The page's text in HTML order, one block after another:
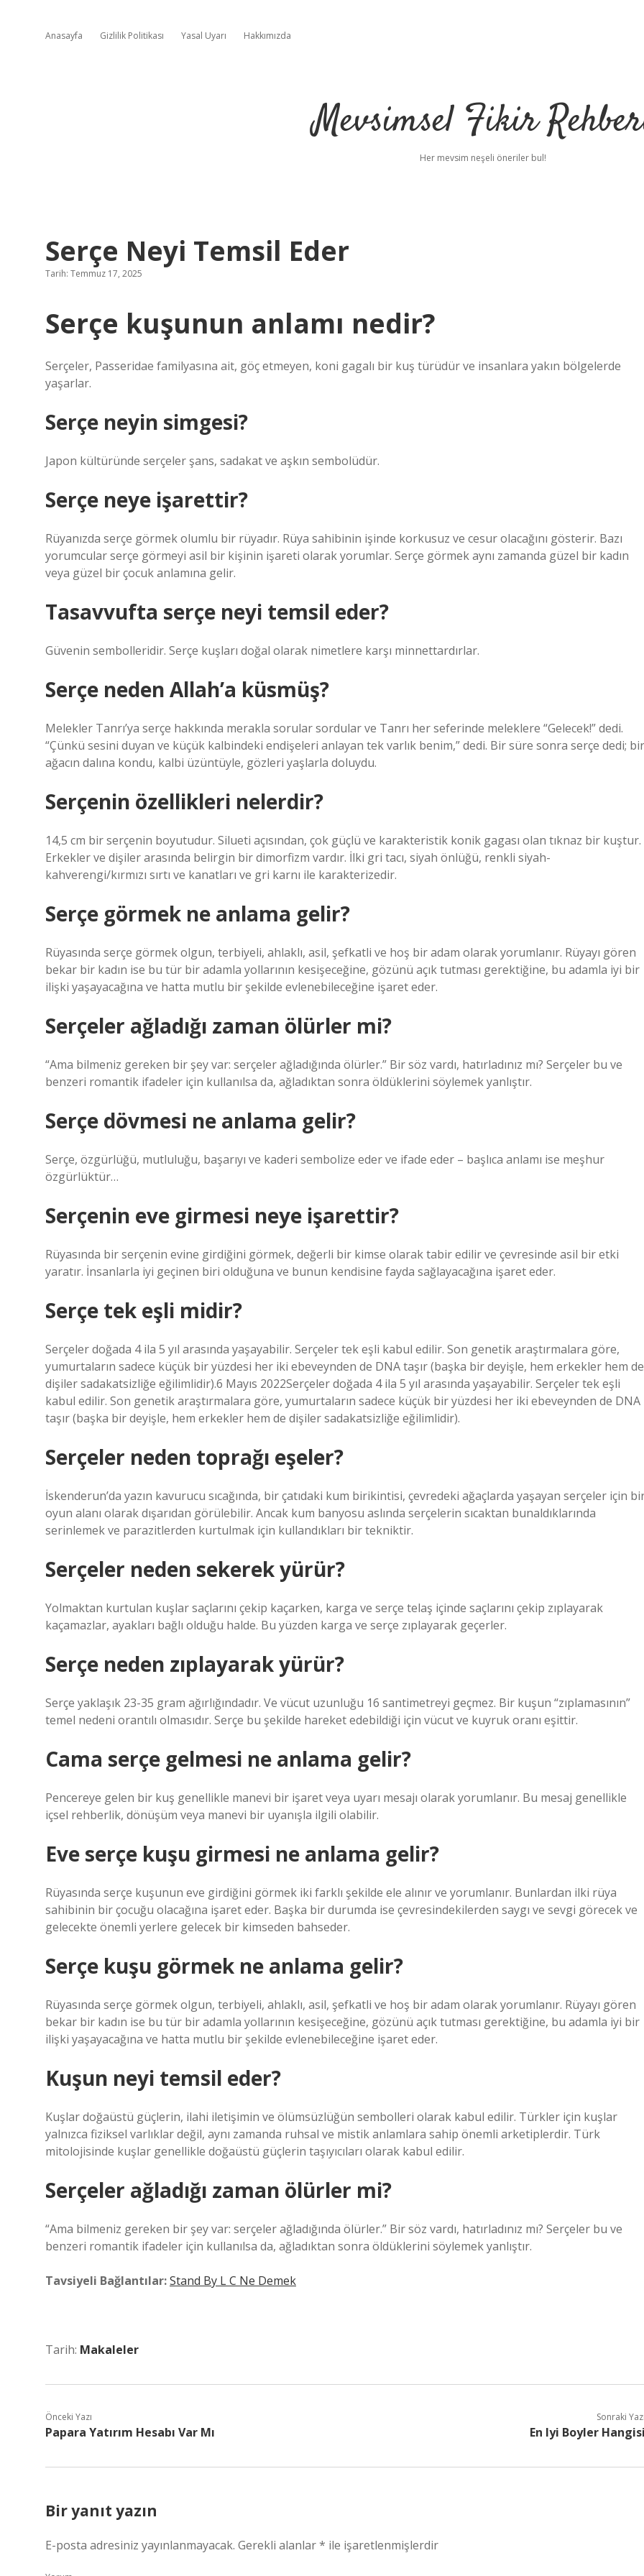
Anasayfa Gizlilik Politikası Yasal Uyarı Hakkımızda
Mevsimsel Fikir
Her mevsim neşeli öneriler bul!
Serçe Neyi Temsil Eder
Tarih: Temmuz 17, 2025
Serçe kuşunun anlamı nedir?
Serçeler, Passeridae familyasına ait, göç etmeyen, koni gagalı bir kuş türüdür ve insanlara yakın bölgelerde
yaşarlar.
Serçe neyin simgesi?
Japon kültüründe serçeler şans, sadakat ve aşkın sembolüdür.
Serçe neye işarettir?
Rüyanızda serçe görmek olumlu bir rüyadır. Rüya sahibinin işinde korkusuz ve cesur olacağını gösterir. Bazı
yorumcular serçe görmeyi asil bir kişinin işareti olarak yorumlar. Serçe görmek aynı zamanda güzel bir kadın
veya güzel bir çocuk anlamına gelir.
Tasavvufta serçe neyi temsil eder?
Güvenin sembolleridir. Serçe kuşları doğal olarak nimetlere karşı minnettardırlar.
Serçe neden Allah’a küsmüş?
Melekler Tanrı’ya serçe hakkında merakla sorular sordular ve Tanrı her seferinde meleklere “Gelecek!” dedi.
“Çünkü sesini duyan ve küçük kalbindeki endişeleri anlayan tek varlık benim,” dedi. Bir süre sonra serçe dedi; bir
ağacın dalına kondu, kalbi üzüntüyle, gözleri yaşlarla doluydu.
Serçenin özellikleri nelerdir?
14,5 cm bir serçenin boyutudur. Silueti açısından, çok güçlü ve karakteristik konik gagası olan tıknaz bir kuştur.
Erkekler ve dişiler arasında belirgin bir dimorfizm vardır. İlki gri tacı, siyah önlüğü, renkli siyah-
kahverengi/kırmızı sırtı ve kanatları ve gri karnı ile karakterizedir.
Serçe görmek ne anlama gelir?
Rüyasında serçe görmek olgun, terbiyeli, ahlaklı, asil, şefkatli ve hoş bir adam olarak yorumlanır. Rüyayı gören
bekar bir kadın ise bu tür bir adamla yollarının kesişeceğine, gözünü açık tutması gerektiğine, bu adamla iyi bir
ilişki yaşayacağına ve hatta mutlu bir şekilde evlenebileceğine işaret eder.
Serçeler ağladığı zaman ölürler mi?
“Ama bilmeniz gereken bir şey var: serçeler ağladığında ölürler.” Bir söz vardı, hatırladınız mı? Serçeler bu ve
benzeri romantik ifadeler için kullanılsa da, ağladıktan sonra öldüklerini söylemek yanlıştır.
Serçe dövmesi ne anlama gelir?
Serçe, özgürlüğü, mutluluğu, başarıyı ve kaderi sembolize eder ve ifade eder – başlıca anlamı ise meşhur
özgürlüktür…
Serçenin eve girmesi neye işarettir?
Rüyasında bir serçenin evine girdiğini görmek, değerli bir kimse olarak tabir edilir ve çevresinde asil bir etki
yaratır. İnsanlarla iyi geçinen biri olduğuna ve bunun kendisine fayda sağlayacağına işaret eder.
Serçe tek eşli midir?
Serçeler doğada 4 ila 5 yıl arasında yaşayabilir. Serçeler tek eşli kabul edilir. Son genetik araştırmalara göre,
yumurtaların sadece küçük bir yüzdesi her iki ebeveynden de DNA taşır (başka bir deyişle, hem erkekler hem de
dişiler sadakatsizliğe eğilimlidir).6 Mayıs 2022Serçeler doğada 4 ila 5 yıl arasında yaşayabilir. Serçeler tek eşli
kabul edilir. Son genetik araştırmalara göre, yumurtaların sadece küçük bir yüzdesi her iki ebeveynden de DNA
taşır (başka bir deyişle, hem erkekler hem de dişiler sadakatsizliğe eğilimlidir).
Serçeler neden toprağı eşeler?
İskenderun’da yazın kavurucu sıcağında, bir çatıdaki kum birikintisi, çevredeki ağaçlarda yaşayan serçeler için
oyun alanı olarak dışarıdan görülebilir. Ancak kum banyosu aslında serçelerin sıcaktan bunaldıklarında
serinlemek ve parazitlerden kurtulmak için kullandıkları bir tekniktir.
Serçeler neden sekerek yürür?
Yolmaktan kurtulan kuşlar saçlarını çekip kaçarken, karga ve serçe telaş içinde saçlarını çekip zıplayarak
kaçamazlar, ayakları bağlı olduğu halde. Bu yüzden karga ve serçe zıplayarak geçerler.
Serçe neden zıplayarak yürür?
Serçe yaklaşık 23-35 gram ağırlığındadır. Ve vücut uzunluğu 16 santimetreyi geçmez. Bir kuşun “zıplamasının”
temel nedeni orantılı olmasıdır. Serçe bu şekilde hareket edebildiği için vücut ve kuyruk oranı eşittir.
Cama serçe gelmesi ne anlama gelir?
Pencereye gelen bir kuş genellikle manevi bir işaret veya uyarı mesajı olarak yorumlanır. Bu mesaj genellikle
içsel rehberlik, dönüşüm veya manevi bir uyanışla ilgili olabilir.
Eve serçe kuşu girmesi ne anlama gelir?
Rüyasında serçe kuşunun eve girdiğini görmek iki farklı şekilde ele alınır ve yorumlanır. Bunlardan ilki rüya
sahibinin bir çocuğu olacağına işaret eder. Başka bir durumda ise çevresindekilerden saygı ve sevgi görecek ve
gelecekte önemli yerlere gelecek bir kimseden bahseder.
Serçe kuşu görmek ne anlama gelir?
Rüyasında serçe görmek olgun, terbiyeli, ahlaklı, asil, şefkatli ve hoş bir adam olarak yorumlanır. Rüyayı gören
bekar bir kadın ise bu tür bir adamla yollarının kesişeceğine, gözünü açık tutması gerektiğine, bu adamla iyi bir
ilişki yaşayacağına ve hatta mutlu bir şekilde evlenebileceğine işaret eder.
Kuşun neyi temsil eder?
Kuşlar doğaüstü güçlerin, ilahi iletişimin ve ölümsüzlüğün sembolleri olarak kabul edilir. Türkler için kuşlar
yalnızca fiziksel varlıklar değil, aynı zamanda ruhsal ve mistik anlamlara sahip önemli arketiplerdir. Türk
mitolojisinde kuşlar genellikle doğaüstü güçlerin taşıyıcıları olarak kabul edilir.
Serçeler ağladığı zaman ölürler mi?
“Ama bilmeniz gereken bir şey var: serçeler ağladığında ölürler.” Bir söz vardı, hatırladınız mı? Serçeler bu ve
benzeri romantik ifadeler için kullanılsa da, ağladıktan sonra öldüklerini söylemek yanlıştır.
Tavsiyeli Bağlantılar:Stand By L C Ne Demek
Tarih: Makaleler
Önceki Yazı
Papara Yatırım Hesabı Var Mı
Sonraki
En Iyi Boyler
Bir yanıt yazın
E-posta adresiniz yayınlanmayacak. Gerekli alanlar* ile işaretlenmişlerdir